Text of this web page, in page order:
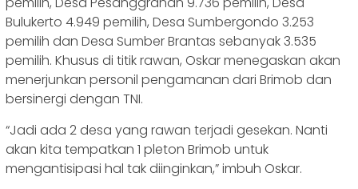
Bulukerto 4.949 pemilih, Desa Sumbergondo 3.253
pemilih dan Desa Sumber Brantas sebanyak 3.535
pemilih. Khusus di titik rawan, Oskar menegaskan akan
menerjunkan personil pengamanan dari Brimob dan
bersinergi dengan TNI.
“Jadi ada 2 desa yang rawan terjadi gesekan. Nanti
akan kita tempatkan 1 pleton Brimob untuk
mengantisipasi hal tak diinginkan,” imbuh Oskar.